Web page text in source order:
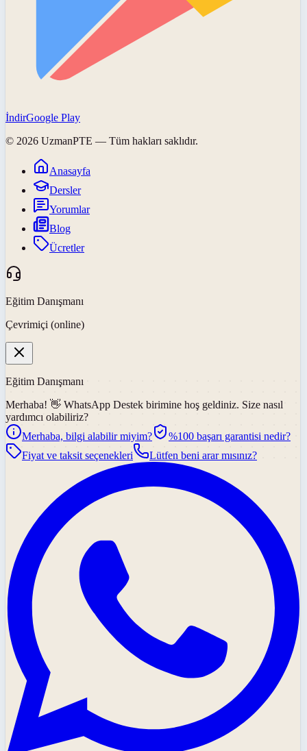
İndirGoogle Play
© 2026 UzmanPTE — Tüm hakları saklıdır.
Anasayfa
Dersler
Yorumlar
Blog
Ücretler
Eğitim Danışmanı
Çevrimiçi (online)
Eğitim Danışmanı
Merhaba! 👋 WhatsApp Destek birimine hoş geldiniz. Size nasıl
yardımcı olabiliriz?
Merhaba, bilgi alabilir miyim?
%100 başarı garantisi nedir?
Fiyat ve taksit seçenekleri
Lütfen beni arar mısınız?